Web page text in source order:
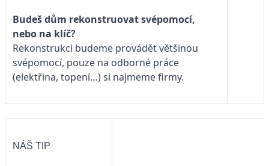
Budeš dům rekonstruovat svépomocí,
nebo na klíč?
Rekonstrukci budeme provádět většinou
svépomocí, pouze na odborné práce
(elektřina, topení…) si najmeme firmy.
NÁŠ TIP